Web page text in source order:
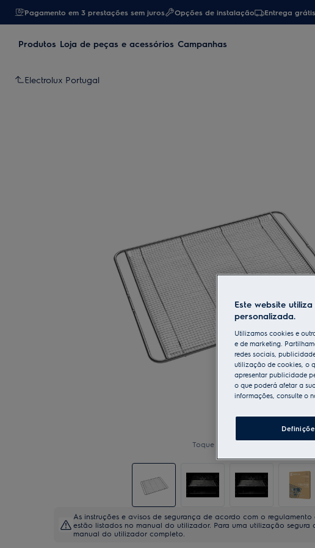
Pagamento em 3 prestações sem juros Opções de instalação Entrega
Produtos Loja de peças e acessórios Campanhas
Electrolux Portugal
Toque para ampliar
As instruções e avisos de segurança de acordo com o regulamento
estão listados no manual do utilizador. Para uma utilização segura
manual do utilizador completo.
Este website
personalizada.
Utilizamos cookies e
e de marketing.
redes sociais,
utilização de cookies, o
apresentar publicidade
o que poderá afetar a
informações, consulte o